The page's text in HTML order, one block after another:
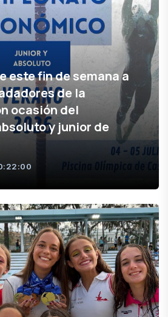
este fin de semana a
de la
ocasión del
y junior de